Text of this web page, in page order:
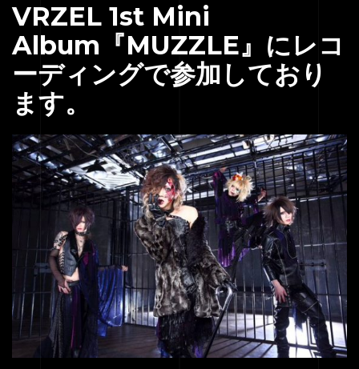
VRZEL 1st Mini
Album『MUZZLE』にレコ
ーディングで参加しており
ます。